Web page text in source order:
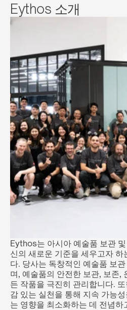
Eythos 소개
Eythos는 아시아 예술품 보관
신의 새로운 기준을 세우고자 하
다. 당사는 독창적인 예술품 보
며, 예술품의 안전한 보관, 보존,
든 작품을 극진히 관리합니다.
감 있는 실천을 통해 지속 가능
는 영향을 최소화하는 데 전념하